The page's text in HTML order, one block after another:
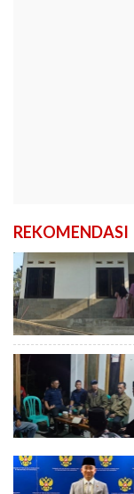
REKOMENDASI